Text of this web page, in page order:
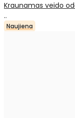
Kraunamas veido
..
Naujiena